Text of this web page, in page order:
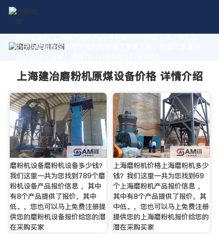
作为专业的 上海建冶磨粉机原煤设备价格 制造厂家，我们致
力于为您量身定制高价值的粉体加工系统方案。获取厂家直销
上海建冶磨粉机原煤设备价格 详情介绍
磨粉机设备磨粉机设备多少钱？
我们这里一共为您找到789个磨
粉机设备产品报价信息 ，其中
有8个产品提供了报价，其中
低。，您也可以马上免费注册提
供您的磨粉机设备报价给您的潜
在采购买家
上海磨粉机价格上海磨粉机多少
钱？我们这里一共为您找到69
个上海磨粉机产品报价信息 ，
其中有8个产品提供了报价，其
中低。，您也可以马上免费注册
提供您的上海磨粉机报价给您的
潜在采购买家